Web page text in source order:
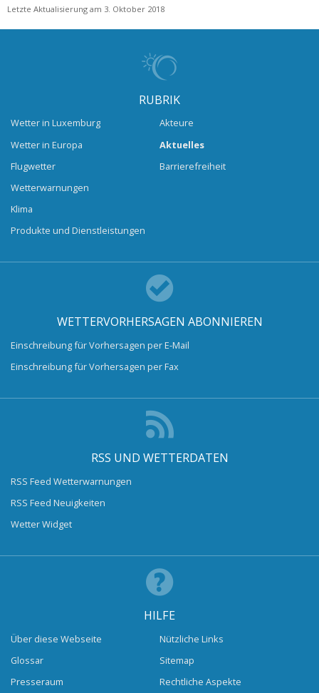
Letzte Aktualisierung am 3. Oktober 2018
RUBRIK
Wetter in Luxemburg
Wetter in Europa
Flugwetter
Wetterwarnungen
Klima
Produkte und Dienstleistungen
Akteure
Aktuelles
Barrierefreiheit
WETTERVORHERSAGEN ABONNIEREN
Einschreibung für Vorhersagen per E-Mail
Einschreibung für Vorhersagen per Fax
RSS UND WETTERDATEN
RSS Feed Wetterwarnungen
RSS Feed Neuigkeiten
Wetter Widget
HILFE
Über diese Webseite
Glossar
Presseraum
Nützliche Links
Sitemap
Rechtliche Aspekte